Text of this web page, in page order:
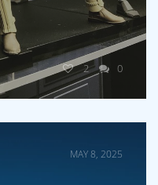
2 0
MAY 8, 2025